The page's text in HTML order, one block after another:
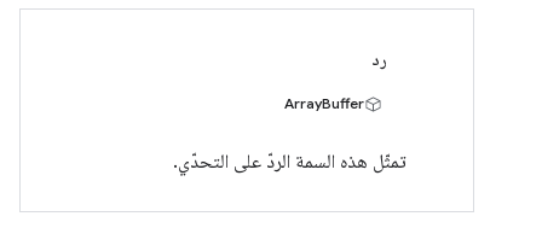
رد
ArrayBuffer
تمثّل هذه السمة الردّ على التحدّي.